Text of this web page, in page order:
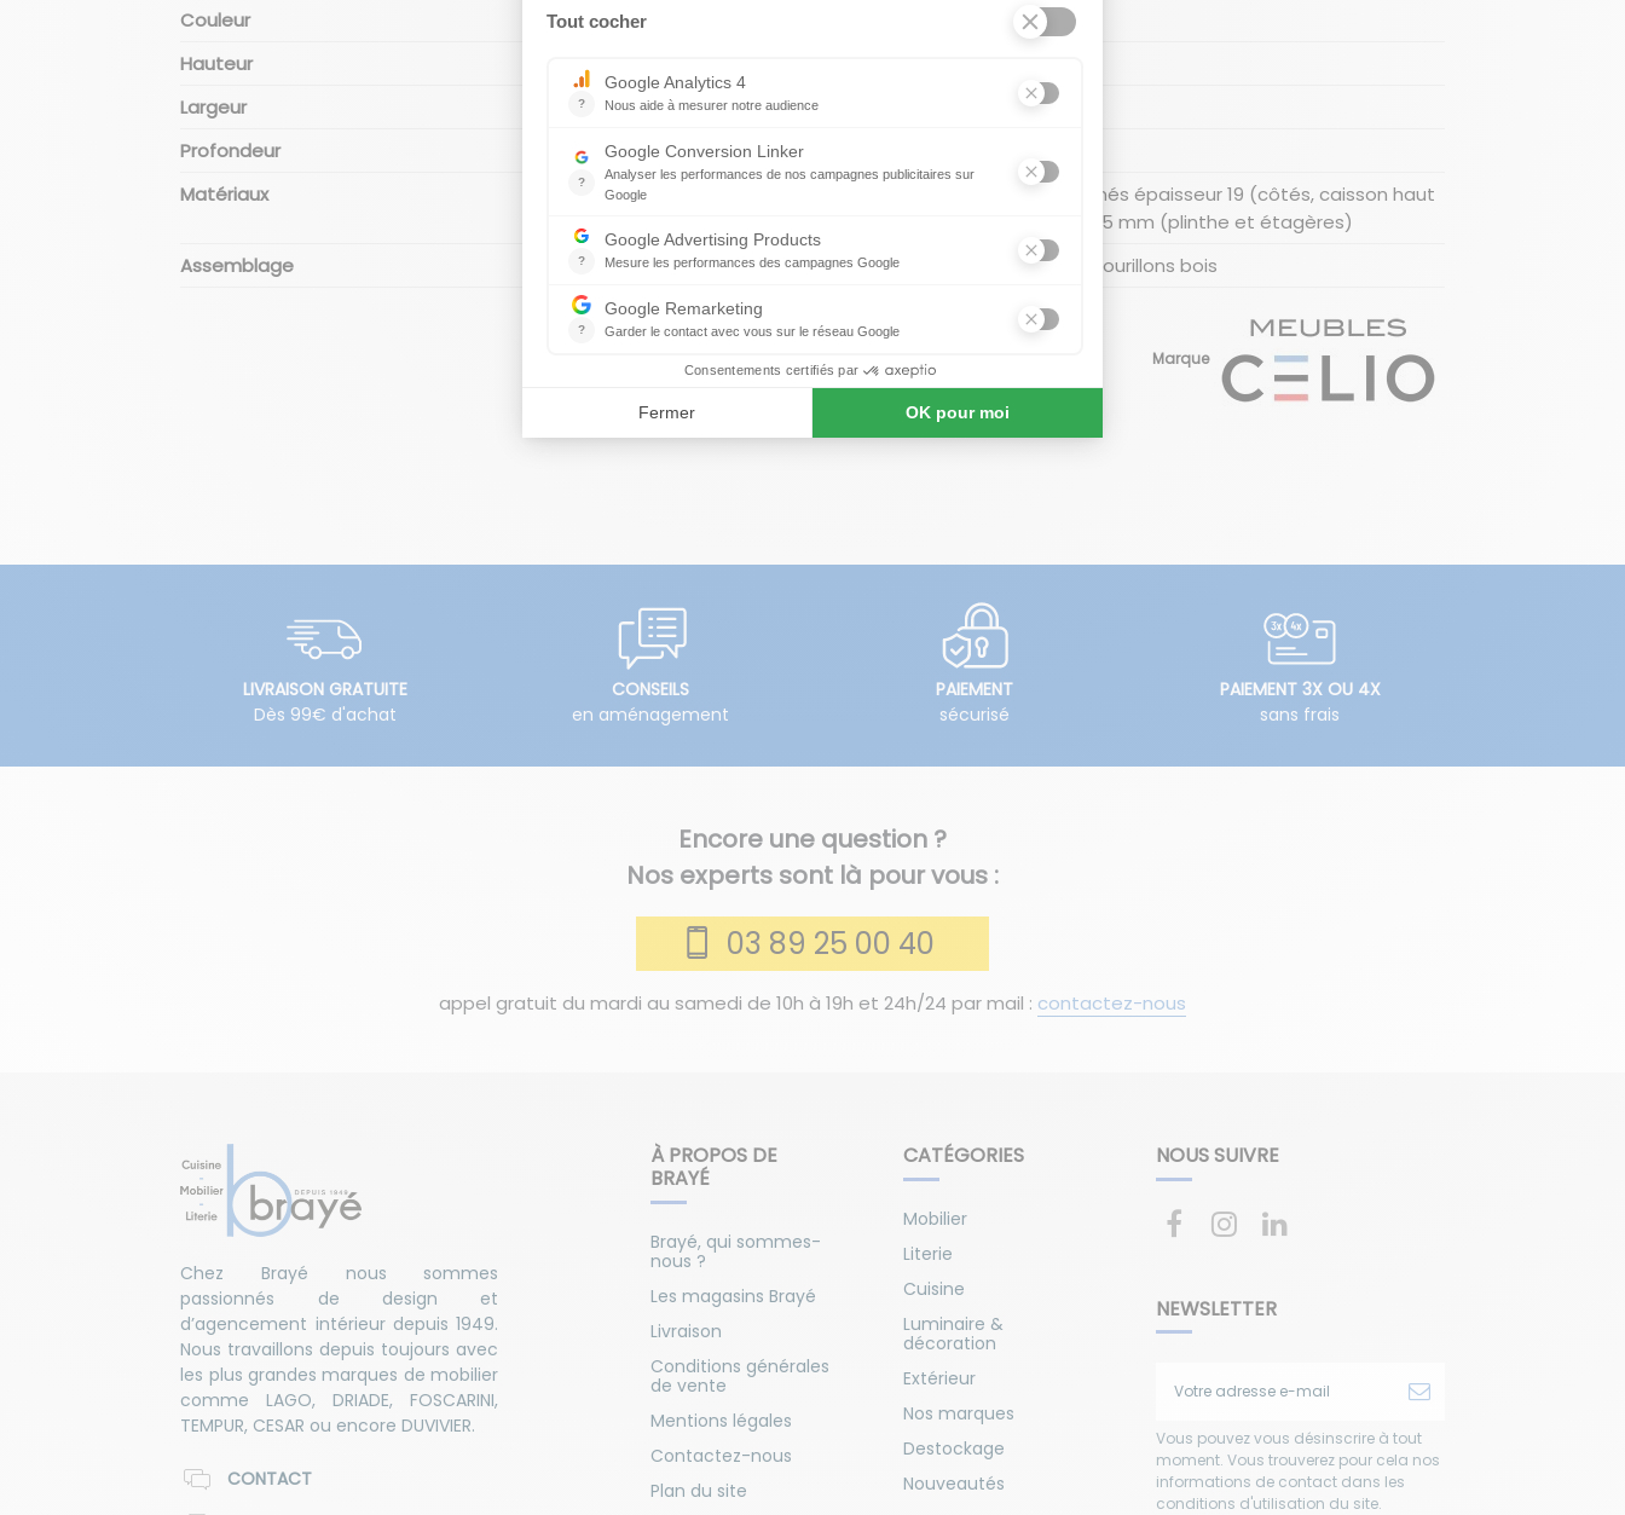
Couleur
Hauteur
Largeur
120 cm
Profondeur
Matériaux
Panneaux de particules mélaminés épaisseur 19 (côtés, caisson haut
et bas, portes et bandeau) et 25 mm (plinthe et étagères)
Assemblage
Montage avec vis de rappel et tourillons bois
Marque
Encore une question ?
Nos experts sont là pour vous :
03 89 25 00 40
appel gratuit du mardi au samedi de 10h à 19h et 24h/24 par mail : contactez-nous
LIVRAISON GRATUITE
Dès 99€ d'achat
CONSEILS
en aménagement
PAIEMENT
sécurisé
PAIEMENT 3X OU 4X
sans frais
À PROPOS DE
BRAYÉ
Brayé, qui sommes-
nous ?
Les magasins Brayé
Livraison
Conditions générales
de vente
Mentions légales
Contactez-nous
Plan du site
CATÉGORIES
Mobilier
Literie
Cuisine
Luminaire &
décoration
Extérieur
Nos marques
Destockage
Nouveautés
Chez Brayé nous sommes
passionnés de design et
d’agencement intérieur depuis 1949.
Nous travaillons depuis toujours avec
les plus grandes marques de mobilier
comme LAGO, DRIADE, FOSCARINI,
TEMPUR, CESAR ou encore DUVIVIER.
CONTACT
NOUS SUIVRE
NEWSLETTER
Vous pouvez vous désinscrire à tout
moment. Vous trouverez pour cela nos
informations de contact dans les
conditions d'utilisation du site.